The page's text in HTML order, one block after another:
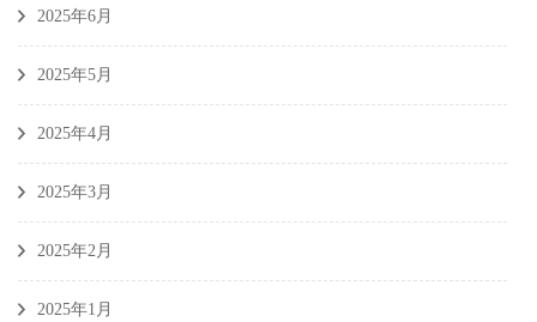
2025年6月
2025年5月
2025年4月
2025年3月
2025年2月
2025年1月